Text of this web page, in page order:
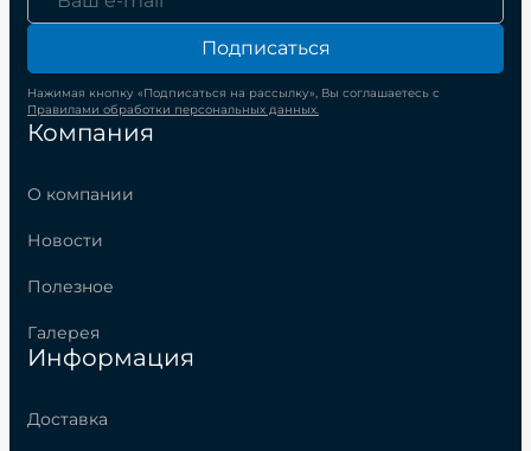
Компания
О компании
Новости
Полезное
Галерея
Информация
Доставка
Подписаться
Нажимая кнопку «Подписаться на рассылку», Вы соглашаетесь с
Правилами обработки персональных данных.